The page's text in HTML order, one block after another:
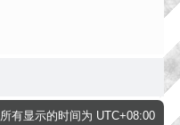
所有显示的时间为 UTC+08:00